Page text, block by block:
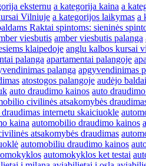
eksternu a kategorija kaina a
Vilniuje a kategorijos laikymas a
Raktai spintoms: sieninės
viesbutis amber viesbutis palanga
klaipedoje anglu kalbos kursai
palanga apartamentai palangoje
palanga apgyvendinimas
atostogos palangoje audėjo baldai
auto draudimo kainos auto
civilinės atsakomybės
internetu skaiciuokle
kaina automobilio draudimo kainos
atsakomybės draudimas
automobiliu draudimo kainos
automokyklos ket testai